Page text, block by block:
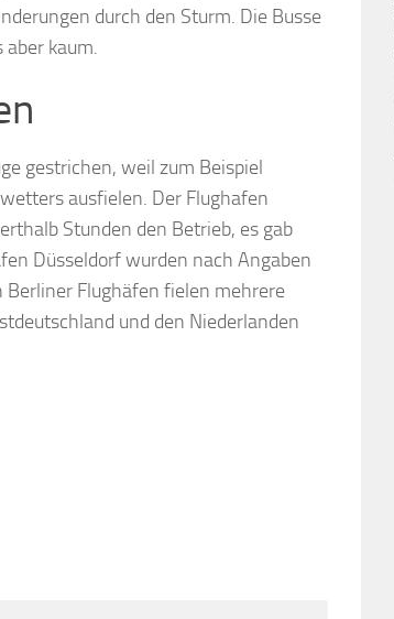
durch den Sturm. Die Busse
kaum.
gestrichen, weil zum Beispiel
ausfielen. Der Flughafen
Stunden den Betrieb, es gab
Düsseldorf wurden nach Angaben
Berliner Flughäfen fielen mehrere
und den Niederlanden